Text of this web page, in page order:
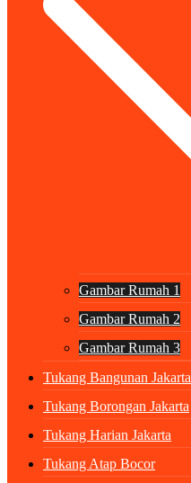
Gambar Rumah 1
Gambar Rumah 2
Gambar Rumah 3
Tukang Bangunan Jakarta
Tukang Borongan Jakarta
Tukang Harian Jakarta
Tukang Atap Bocor